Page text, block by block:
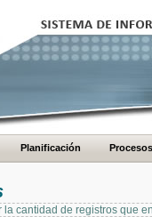
Planificación Procesos
cantidad de registros que